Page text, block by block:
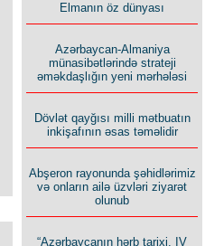
Elmanın öz dünyası
Azərbaycan-Almaniya
münasibətlərində strateji
əməkdaşlığın yeni mərhələsi
Dövlət qayğısı milli mətbuatın
inkişafının əsas təməlidir
Abşeron rayonunda şəhidlərimiz
və onların ailə üzvləri ziyarət
olunub
“Azərbaycanın hərb tarixi. IV